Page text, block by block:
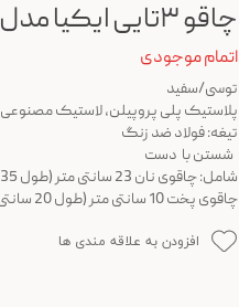
چاقو ۳تایی ایکیا مدل ÄNDLIG
اتمام موجودی
توسی/سفید
پلاستیک پلی پروپیلن، لاستیک مصنوعی
تیغه: فولاد ضد زنگ
شستن با دست
چاقوی پخت 10 سانتی متر (طول 20 سانتی متر). این محصول را قبل از استفاده برای اولین بار بشویید.
افزودن به علاقه مندی ها